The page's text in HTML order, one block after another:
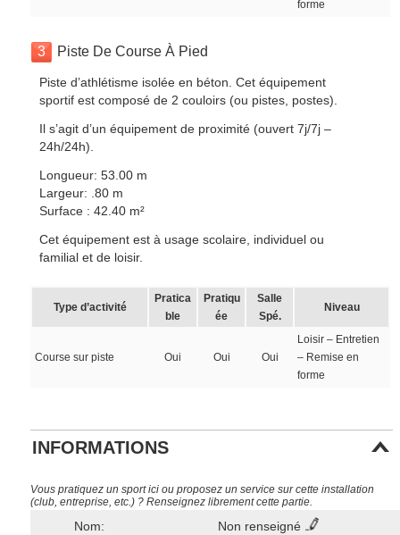
forme
3 Piste De Course À Pied
Piste d’athlétisme isolée en béton. Cet équipement
sportif est composé de 2 couloirs (ou pistes, postes).
Il s’agit d’un équipement de proximité (ouvert 7j/7j –
24h/24h).
Longueur: 53.00 m
Largeur: .80 m
Surface : 42.40 m²
Cet équipement est à usage scolaire, individuel ou
familial et de loisir.
Type d’activité
Pratica
ble
Pratiqu
ée
Salle
Spé.
Niveau
Course sur piste Oui Oui Oui
Loisir – Entretien
– Remise en
forme
INFORMATIONS
Vous pratiquez un sport ici ou proposez un service sur cette installation
(club, entreprise, etc.) ? Renseignez librement cette partie.
Nom:
Non renseigné